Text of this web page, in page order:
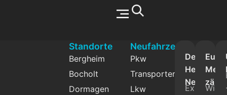
Standorte
Bergheim
Bocholt
Dormagen
Neufahrzeuge
Pkw
Transporter
Lkw
Der
Herbrand
Exklusive
Eure
zählt
Wie